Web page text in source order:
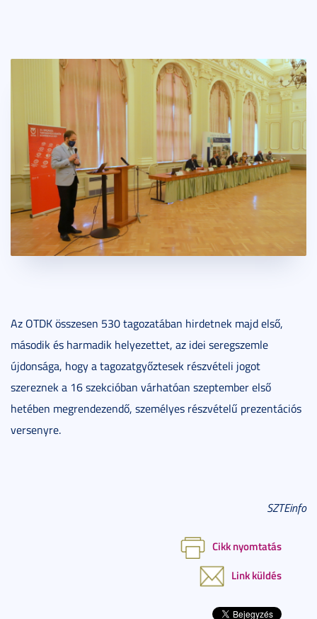
Az OTDK összesen 530 tagozatában hirdetnek majd első,
második és harmadik helyezettet, az idei seregszemle
újdonsága, hogy a tagozatgyőztesek részvételi jogot
szereznek a 16 szekcióban várhatóan szeptember első
hetében megrendezendő, személyes részvételű prezentációs
versenyre.
SZTEinfo
Cikk nyomtatás
Link küldés